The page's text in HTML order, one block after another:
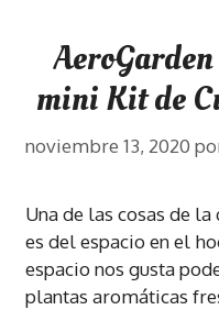
mini Kit de
noviembre 13, 2020
Una de las cosas de
es del espacio en el
espacio nos gusta
plantas aromáticas